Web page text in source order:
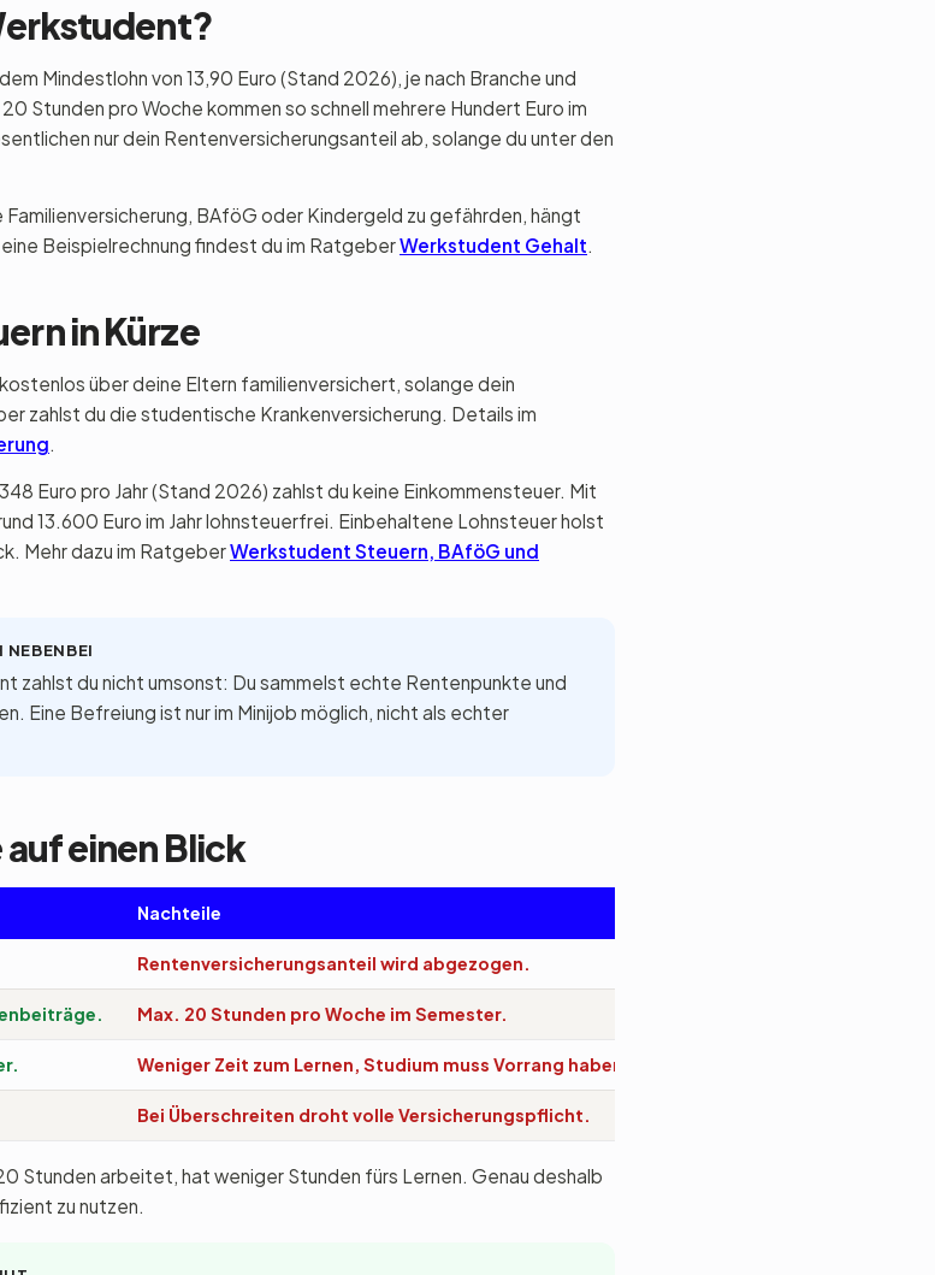
Mindestlohn von 13,90 Euro (Stand 2026), je nach Branche und
Stunden pro Woche kommen so schnell mehrere Hundert Euro im
nur dein Rentenversicherungsanteil ab, solange du unter den
BAföG oder Kindergeld zu gefährden, hängt
Beispielrechnung findest du im RatgeberWerkstudent Gehalt
in Kürze
über deine Eltern familienversichert, solange dein
zahlst du die studentische Krankenversicherung. Details im
Euro pro Jahr (Stand 2026) zahlst du keine Einkommensteuer. Mit
13.600 Euro im Jahr lohnsteuerfrei. Einbehaltene Lohnsteuer holst
Mehr dazu im RatgeberWerkstudent Steuern, BAföG und
NEBENBEI
zahlst du nicht umsonst: Du sammelst echte Rentenpunkte und
Eine Befreiung ist nur im Minijob möglich, nicht als echter
einen Blick
Nachteile
Rentenversicherungsanteil wird abgezogen.
Max. 20 Stunden pro Woche im Semester.
Weniger Zeit zum Lernen, Studium muss Vorrang haben.
Bei Überschreiten droht volle Versicherungspflicht.
Stunden arbeitet, hat weniger Stunden fürs Lernen. Genau deshalb
zu nutzen.